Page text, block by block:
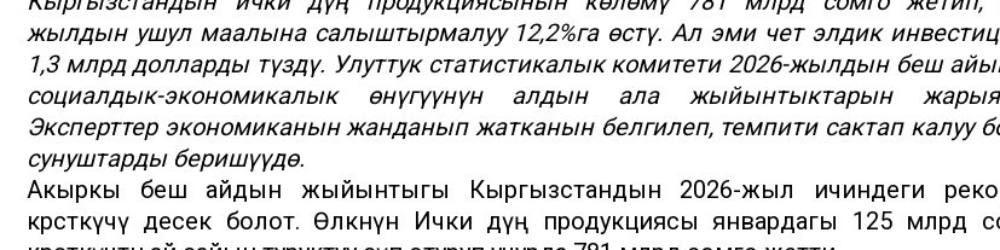
жылдын ушул маалына салыштырмалуу 12,2%га өстү. Ал эми чет элдик
1,3 млрд долларды түздү. Улуттук статистикалык комитети 2026-жылдын беш
социалдык-экономикалык өнүгүүнүн алдын ала жыйынтыктарын
Эксперттер экономиканын жанданып жатканын белгилеп, темпити сактап калуу
сунуштарды беришүүдө.
Акыркы беш айдын жыйынтыгы Кыргызстандын 2026-жыл ичиндеги
көрсөткүчү десек болот. Өлкөнүн Ички дүң продукциясы январдагы 125 млрд